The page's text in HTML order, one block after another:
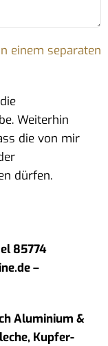
einem separaten
Weiterhin
die von mir
dürfen.
85774
–
Aluminium &
Kupfer-